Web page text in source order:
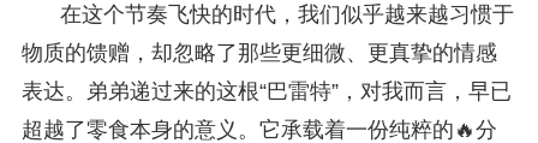
在这个节奏飞快的时代，我们似乎越来越习惯于
物质的馈赠，却忽略了那些更细微、更真挚的情感
表达。弟弟递过来的这根“巴雷特”，对我而言，早已
超越了零食本身的意义。它承载着一份纯粹的🔥分